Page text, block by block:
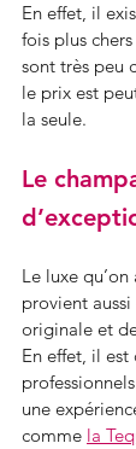
En effet, il
fois plus
sont très peu
le prix est
la seule.
Le
Le luxe
provient
originale et
En effet, il est
une
comme la